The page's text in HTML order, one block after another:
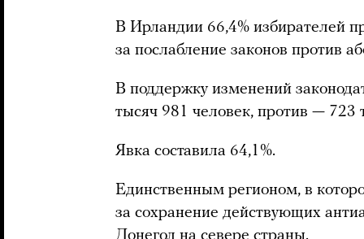
В Ирландии 66,4% избирателей
за послабление законов против
В поддержку изменений
тысяч 981 человек, против — 723
Явка составила 64,1%.
Единственным регионом, в
за сохранение действующих
Донегол на севере страны.